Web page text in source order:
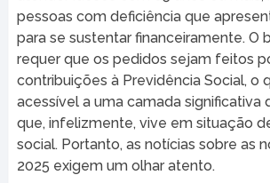
pessoas com deficiência que
para se sustentar financeiramente. O
requer que os pedidos sejam feitos
contribuições à Previdência Social, o
acessível a uma camada significativa
que, infelizmente, vive em situação
social. Portanto, as notícias sobre as
2025 exigem um olhar atento.